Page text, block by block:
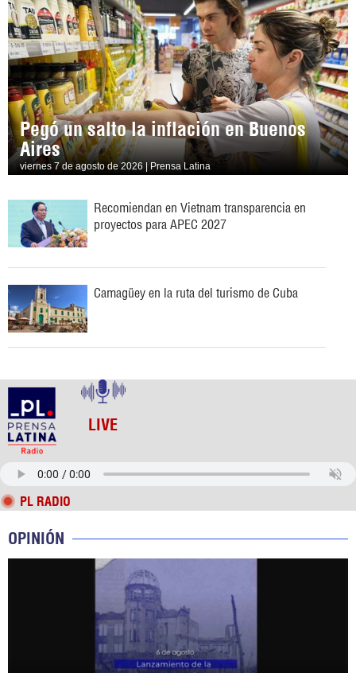
Pegó un salto la inflación en Buenos
Aires
viernes 7 de agosto de 2026 | Prensa Latina
Recomiendan en Vietnam transparencia en
proyectos para APEC 2027
Camagüey en la ruta del turismo de Cuba
LIVE
PL RADIO
OPINIÓN